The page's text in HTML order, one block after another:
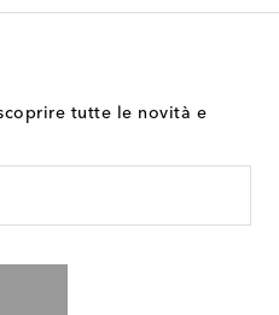
tutte le novità e